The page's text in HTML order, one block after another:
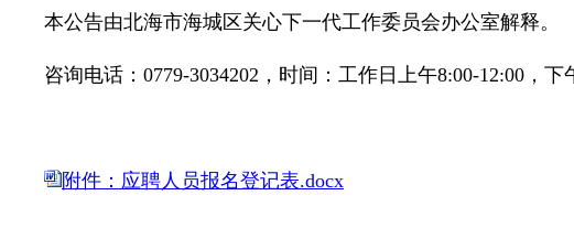
本公告由北海市海城区关心下一代工作委员会办公室解释。
咨询电话：0779-3034202，时间：工作日上午8:00-12:00，下
附件：应聘人员报名登记表.docx